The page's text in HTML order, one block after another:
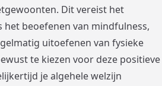
Dit vereist het
beoefenen van mindfulness,
uitoefenen van fysieke
te kiezen voor deze positieve
je algehele welzijn